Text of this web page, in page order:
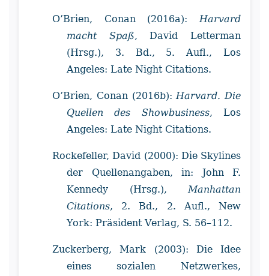
O’Brien, Conan (2016a):Harvard
macht Spaß, David Letterman
(Hrsg.), 3. Bd., 5. Aufl., Los
Angeles: Late Night Citations.
O’Brien, Conan (2016b):Harvard. Die
Quellen des Showbusiness, Los
Angeles: Late Night Citations.
Rockefeller, David (2000): Die Skylines
der Quellenangaben, in: John F.
Kennedy (Hrsg.),Manhattan
Citations, 2. Bd., 2. Aufl., New
York: Präsident Verlag, S. 56–112.
Zuckerberg, Mark (2003): Die Idee
eines sozialen Netzwerkes,